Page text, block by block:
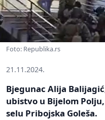
Foto: Republika.rs
21.11.2024.
Bjegunac Alija
ubistvo u Bijelom
selu Pribojska Goleša.